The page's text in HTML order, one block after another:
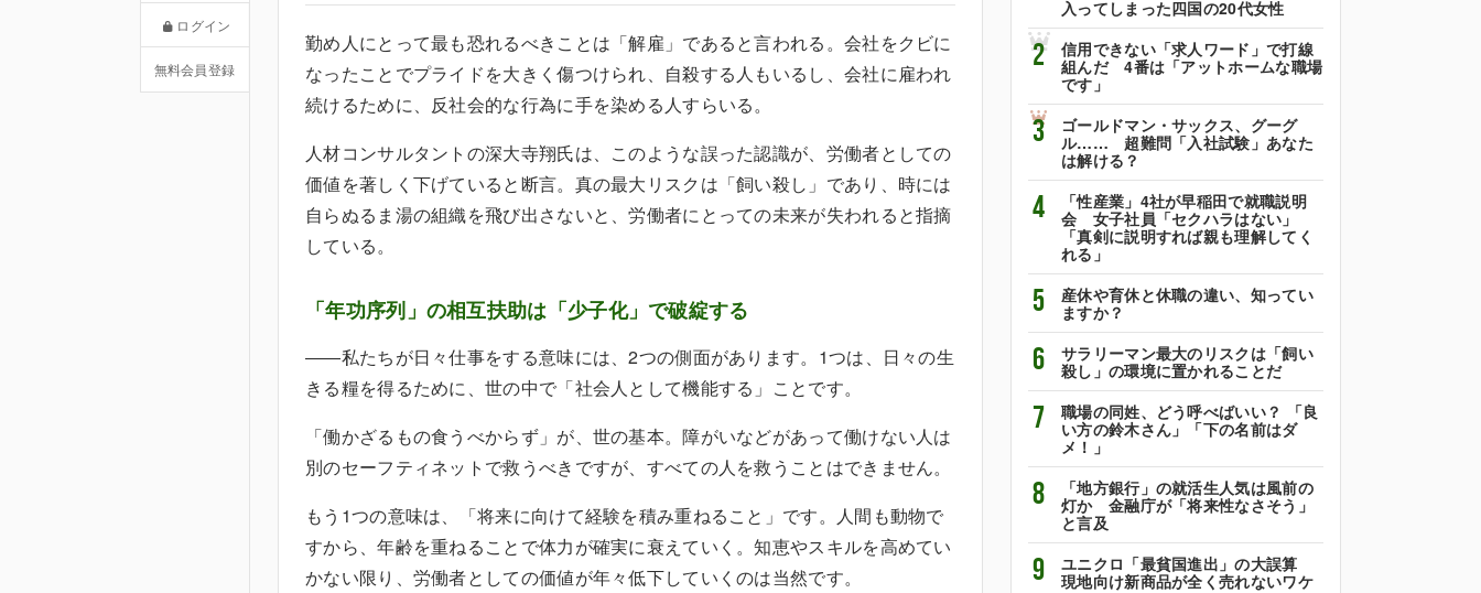
ログイン
無料会員登録
勤め人にとって最も恐れるべきことは「解雇」であると言われる。会社をクビに
なったことでプライドを大きく傷つけられ、自殺する人もいるし、会社に雇われ
続けるために、反社会的な行為に手を染める人すらいる。
人材コンサルタントの深大寺翔氏は、このような誤った認識が、労働者としての
価値を著しく下げていると断言。真の最大リスクは「飼い殺し」であり、時には
自らぬるま湯の組織を飛び出さないと、労働者にとっての未来が失われると指摘
している。
「年功序列」の相互扶助は「少子化」で破綻する
――私たちが日々仕事をする意味には、2つの側面があります。1つは、日々の生
きる糧を得るために、世の中で「社会人として機能する」ことです。
「働かざるもの食うべからず」が、世の基本。障がいなどがあって働けない人は
別のセーフティネットで救うべきですが、すべての人を救うことはできません。
もう1つの意味は、「将来に向けて経験を積み重ねること」です。人間も動物で
すから、年齢を重ねることで体力が確実に衰えていく。知恵やスキルを高めてい
かない限り、労働者としての価値が年々低下していくのは当然です。
入ってしまった四国の20代女性
2
信用できない「求人ワード」で打線
組んだ 4番は「アットホームな職場
です」
3
ゴールドマン・サックス、グーグ
ル…… 超難問「入社試験」あなた
は解ける？
4
「性産業」4社が早稲田で就職説明
会 女子社員「セクハラはない」
「真剣に説明すれば親も理解してく
れる」
5
産休や育休と休職の違い、知ってい
ますか？
6
サラリーマン最大のリスクは「飼い
殺し」の環境に置かれることだ
7
職場の同姓、どう呼べばいい？ 「良
い方の鈴木さん」「下の名前はダ
メ！」
8
「地方銀行」の就活生人気は風前の
灯か 金融庁が「将来性なさそう」
と言及
9
ユニクロ「最貧国進出」の大誤算
現地向け新商品が全く売れないワケ